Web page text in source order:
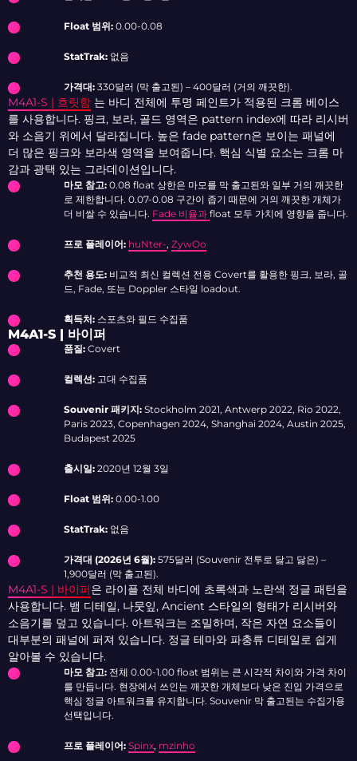
Float 범위: 0.00-0.08
StatTrak: 없음
가격대: 330달러 (막 출고된) – 400달러 (거의 깨끗한).
M4A1-S | 흐릿함 는 바디 전체에 투명 페인트가 적용된 크롬 베이스
를 사용합니다. 핑크, 보라, 골드 영역은 pattern index에 따라 리시버
와 소음기 위에서 달라집니다. 높은 fade pattern은 보이는 패널에
더 많은 핑크와 보라색 영역을 보여줍니다. 핵심 식별 요소는 크롬 마
감과 광택 있는 그라데이션입니다.
마모 참고: 0.08 float 상한은 마모를 막 출고된와 일부 거의 깨끗한
로 제한합니다. 0.07-0.08 구간이 좁기 때문에 거의 깨끗한 개체가
더 비쌀 수 있습니다. Fade 비율과 float 모두 가치에 영향을 줍니다.
프로 플레이어: huNter-, ZywOo
추천 용도: 비교적 최신 컬렉션 전용 Covert를 활용한 핑크, 보라, 골
드, Fade, 또는 Doppler 스타일 loadout.
획득처: 스포츠와 필드 수집품
M4A1-S | 바이퍼
품질: Covert
컬렉션: 고대 수집품
Souvenir 패키지: Stockholm 2021, Antwerp 2022, Rio 2022,
Paris 2023, Copenhagen 2024, Shanghai 2024, Austin 2025,
Budapest 2025
출시일: 2020년 12월 3일
Float 범위: 0.00-1.00
StatTrak: 없음
가격대 (2026년 6월): 575달러 (Souvenir 전투로 닳고 닳은) –
1,900달러 (막 출고된).
M4A1-S | 바이퍼은 라이플 전체 바디에 초록색과 노란색 정글 패턴을
사용합니다. 뱀 디테일, 나뭇잎, Ancient 스타일의 형태가 리시버와
소음기를 덮고 있습니다. 아트워크는 조밀하며, 작은 자연 요소들이
대부분의 패널에 퍼져 있습니다. 정글 테마와 파충류 디테일로 쉽게
알아볼 수 있습니다.
마모 참고: 전체 0.00-1.00 float 범위는 큰 시각적 차이와 가격 차이
를 만듭니다. 현장에서 쓰인는 깨끗한 개체보다 낮은 진입 가격으로
핵심 정글 아트워크를 유지합니다. Souvenir 막 출고된는 수집가용
선택입니다.
프로 플레이어: Spinx, mzinho